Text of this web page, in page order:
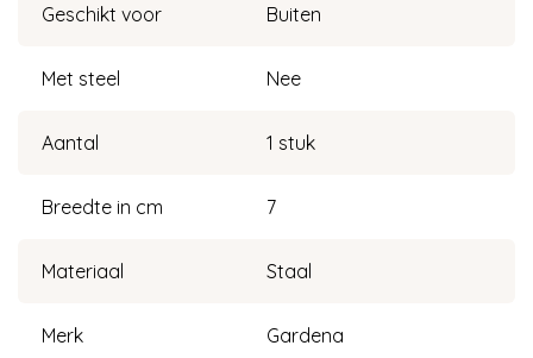
Geschikt voor Buiten
Met steel Nee
Aantal 1 stuk
Breedte in cm 7
Materiaal Staal
Merk Gardena